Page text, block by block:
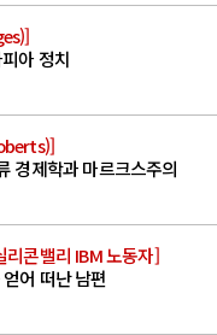
아 정치
경제학과 마르크스주의
리콘밸리 IBM 노동자]
어 떠난 남편